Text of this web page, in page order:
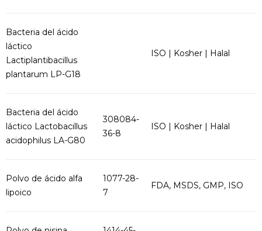
Bacteria del ácido
láctico
Lactiplantibacillus
plantarum LP-G18
ISO | Kosher | Halal
Bacteria del ácido
láctico Lactobacillus
acidophilus LA-G80
308084-
36-8
ISO | Kosher | Halal
Polvo de ácido alfa
lipoico
1077-28-
7
FDA, MSDS, GMP, ISO